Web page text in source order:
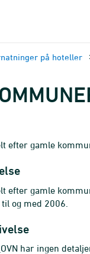
på hoteller
efter gamle
efter gamle
og med 2006.
har ingen